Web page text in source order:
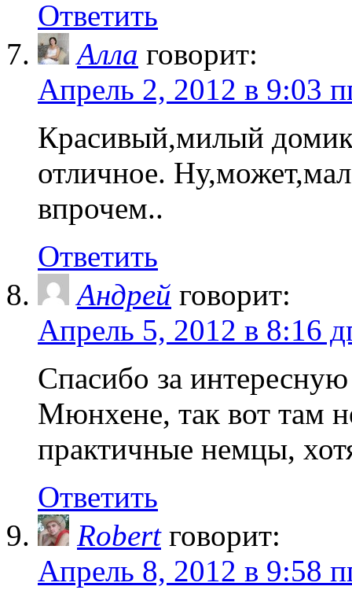
Ответить
Алла говорит:
Апрель 2, 2012 в 9:03
Красивый,милый
отличное.
впрочем..
Ответить
Андрей говорит:
Апрель 5, 2012 в 8:16
Спасибо за
Мюнхене, так вот там
практичные немцы,
Ответить
Robert говорит:
Апрель 8, 2012 в 9:58